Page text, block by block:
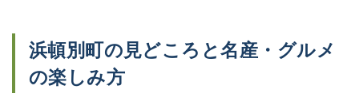
浜頓別町の見どころと名産・グルメ
の楽しみ方